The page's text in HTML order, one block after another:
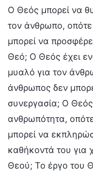
Ο Θεός μπορεί να
τον άνθρωπο,
μπορεί να
Θεό; Ο Θεός έχει
μυαλό για τον
άνθρωπος δεν
συνεργασία; Ο Θεός
ανθρωπότητα,
μπορεί να
καθήκοντά του για
Θεού; Το έργο του